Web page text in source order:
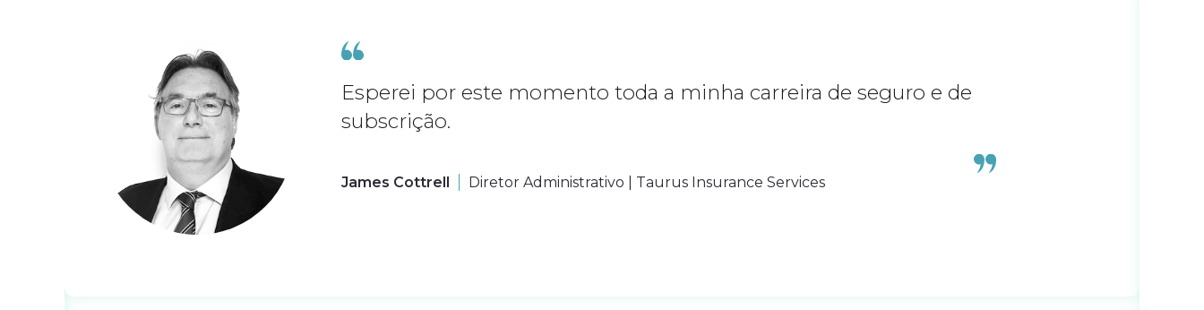
Esperei por este momento toda a minha carreira de seguro e de
subscrição.
James Cottrell Diretor Administrativo | Taurus Insurance Services